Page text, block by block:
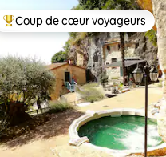
Coup de cœur voyageurs
Coup de cœur voyageurs